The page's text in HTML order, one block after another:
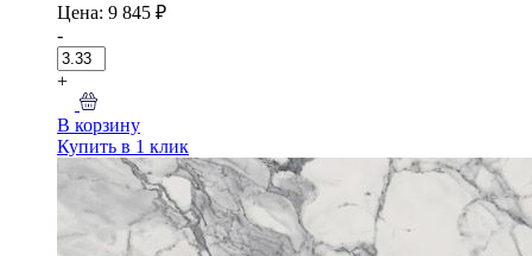
Цена: 9 845 ₽
-
+
В корзину
Купить в 1 клик